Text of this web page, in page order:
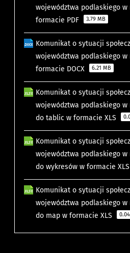
województwa podlaskiego w
formacie PDF
3.79 MB
Komunikat o sytuacji
województwa podlaskiego w
formacie DOCX
6.21 MB
Komunikat o sytuacji
województwa podlaskiego w
do tablic w formacie XLS
Komunikat o sytuacji
województwa podlaskiego w
do wykresów w formacie XLS
Komunikat o sytuacji
województwa podlaskiego w
do map w formacie XLS